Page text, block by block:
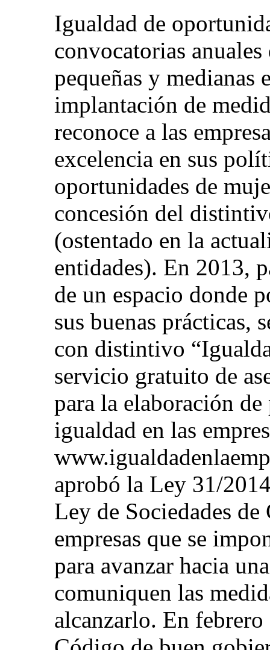
Igualdad de
convocatorias
pequeñas y medianas
implantación de
reconoce a las
excelencia en sus
oportunidades de
concesión del
(ostentado en la
entidades). En 2013,
de un espacio donde
sus buenas prácticas,
con distintivo
servicio gratuito de
para la elaboración
igualdad en las
aprobó la Ley 31/
Ley de Sociedades
empresas que se
para avanzar hacia
comuniquen las
alcanzarlo. En